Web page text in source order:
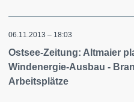
06.11.2013 – 18:03
Ostsee-Zeitung: Altmaier
Windenergie-Ausbau -
Arbeitsplätze